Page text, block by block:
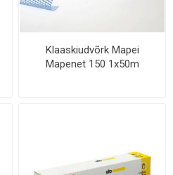
Klaaskiudvõrk Mapei
Mapenet 150 1x50m